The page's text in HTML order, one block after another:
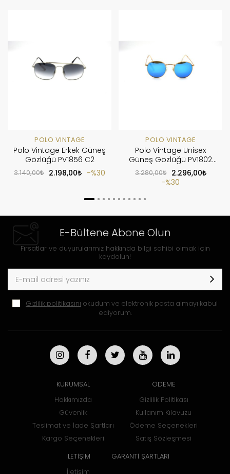
POLO VINTAGE
Polo Vintage Erkek Güneş
Gözlüğü PV1856 C2
3.140,00 2.198,00 %30
POLO VINTAGE
Polo Vintage Unisex
Güneş Gözlüğü PV1802
C11
3.280,00
2.296,00
%30
E-Bültene Abone Olun
Fırsatlar ve duyurularımız hakkında bilgi sahibi olmak için
kaydolun!
Gizlilik politikasını okudum ve elektronik posta almayı kabul
ediyorum.
KURUMSAL
Hakkımızda
Güvenlik
Teslimat ve İade Şartları
Kargo Seçenekleri
ÖDEME
Gizlilik Politikası
Kullanım Kılavuzu
Ödeme Seçenekleri
Satış Sözleşmesi
İLETİŞİM
İletişim
GARANTİ ŞARTLARI